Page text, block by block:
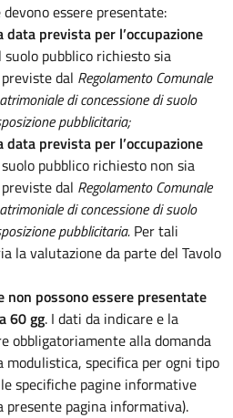
essere presentate:
prevista per l’occupazione
pubblico richiesto sia
dal Regolamento Comunale
di concessione di suolo
pubblicitaria;
prevista per l’occupazione
pubblico richiesto non sia
dal Regolamento Comunale
di concessione di suolo
pubblicitaria. Per tali
la valutazione da parte del Tavolo
non possono essere presentate
60 gg. I dati da indicare e la
obbligatoriamente alla domanda
specifica per ogni tipo
specifiche pagine informative
pagina informativa).